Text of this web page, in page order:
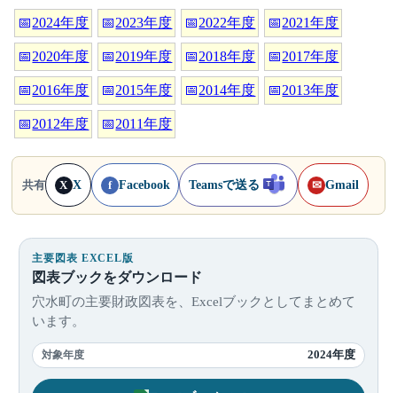
📅2024年度 📅2023年度 📅2022年度 📅2021年度
📅2020年度 📅2019年度 📅2018年度 📅2017年度
📅2016年度 📅2015年度 📅2014年度 📅2013年度
📅2012年度 📅2011年度
共有 X X f Facebook Teamsで送る ✉ Gmail
主要図表 EXCEL版
図表ブックをダウンロード
穴水町の主要財政図表を、Excelブックとしてまとめて
います。
対象年度 2024年度